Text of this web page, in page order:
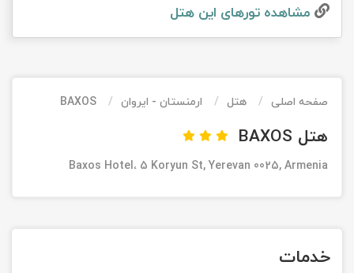
مشاهده تور‌های این هتل
صفحه اصلی هتل ارمنستان - ایروان BAXOS
هتل BAXOS
Baxos Hotel، 5 Koryun St, Yerevan 0025, Armenia
خدمات
تور کویر کاراکال
تور کویر مصر
تور ماسوله
تور کیش از ساری
اقساطی
تور کیش از بندرعباس
اقساطی
تور قزاقستان اقساطی
تور زیارتی اقساطی